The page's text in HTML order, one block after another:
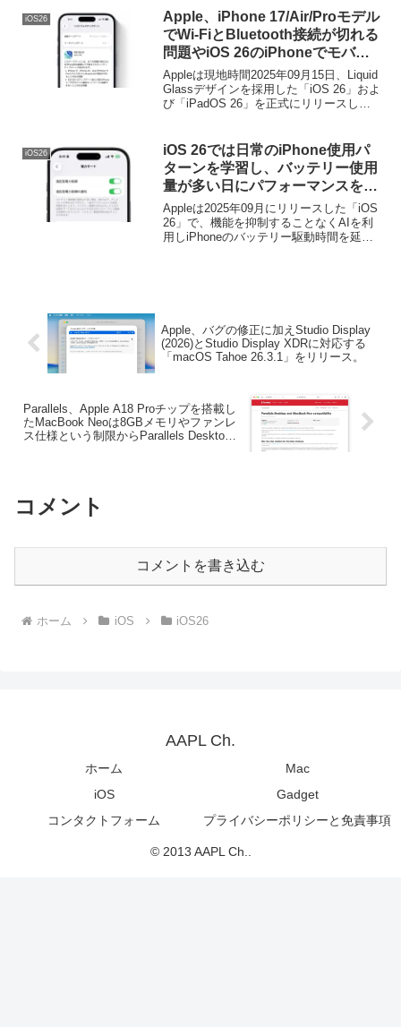
26.1 (23B85)」がリリースされています。
iOS26
Apple、iPhone 17/Air/Proモデル
でWi-FiとBluetooth接続が切れる
問題やiOS 26のiPhoneでモバイ
ル通信ネットワークに接続できな
い問題を修正した「iOS/iPadOS
26.0.1」をリリース。
Appleは現地時間2025年09月15日、Liquid
Glassデザインを採用した「iOS 26」およ
び「iPadOS 26」を正式にリリースしま
26.0.1/iPadOS 26.0.1」をリリースしてい
ます。
iOS26
iOS 26では日常のiPhone使用パ
ターンを学習し、バッテリー使用
量が多い日にパフォーマンスを制
御してバッテリー駆動時間を延ば
す「適応型電力制御」がiPhone
15 Pro以降で利用可能になってお
Appleは2025年09月にリリースした「iOS
26」で、機能を抑制することなくAIを利
用しiPhoneのバッテリー駆動時間を延ば
Apple、バグの修正に加えStudio Display
(2026)とStudio Display XDRに対応する
「macOS Tahoe 26.3.1」をリリース。
Parallels、Apple A18 Proチップを搭載し
たMacBook Neoは8GBメモリやファンレ
ス仕様という制限からParallels Desktop
コメント
コメントを書き込む
ホーム iOS iOS26
AAPL Ch.
ホーム
Mac
iOS
Gadget
コンタクトフォーム
プライバシーポリシーと免責事項
© 2013 AAPL Ch..